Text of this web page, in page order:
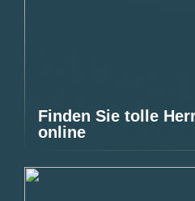
Finden Sie tolle
online